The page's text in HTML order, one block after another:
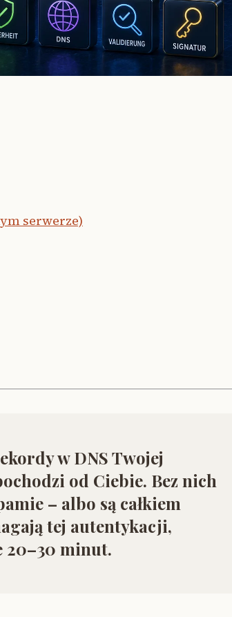
serwerze)
w DNS Twojej
od Ciebie. Bez nich
– albo są całkiem
tej autentykacji,
20–30 minut.